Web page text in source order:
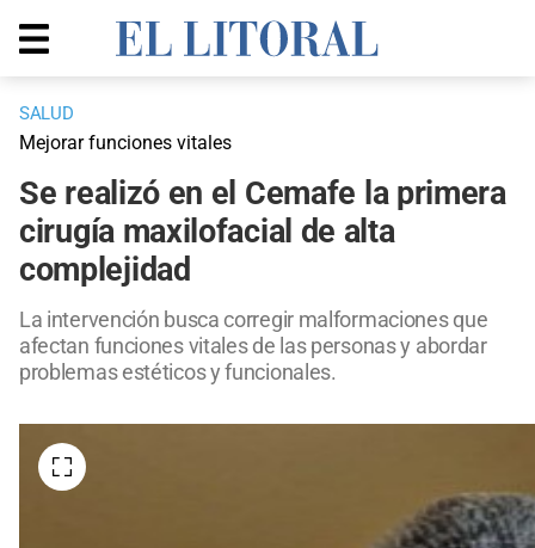
SALUD
Mejorar funciones vitales
Se realizó en el Cemafe la primera
cirugía maxilofacial de alta
complejidad
La intervención busca corregir malformaciones que
afectan funciones vitales de las personas y abordar
problemas estéticos y funcionales.